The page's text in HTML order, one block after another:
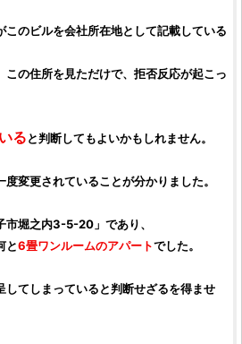
このビルを会社所在地として記載している
この住所を見ただけで、拒否反応が起こっ
ると判断してもよいかもしれません。
変更されていることが分かりました。
市堀之内3-5-20」であり、
と6畳ワンルームのアパートでした。
してしまっていると判断せざるを得ませ